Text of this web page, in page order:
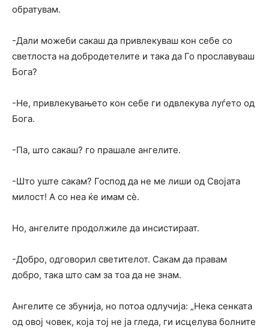
обратувам.
-Дали можеби сакаш да привлекуваш кон себе со
светлоста на добродетелите и така да Го прославуваш
Бога?
-Не, привлекувањето кон себе ги одвлекува луѓето од
Бога.
-Па, што сакаш? го прашале ангелите.
-Што уште сакам? Господ да не ме лиши од Својата
милост! А со неа ќе имам сѐ.
Но, ангелите продолжиле да инсистираат.
-Добро, одговорил светителот. Сакам да правам
добро, така што сам за тоа да не знам.
Ангелите се збунија, но потоа одлучија: „Нека сенката
од овој човек, која тој не ја гледа, ги исцелува болните